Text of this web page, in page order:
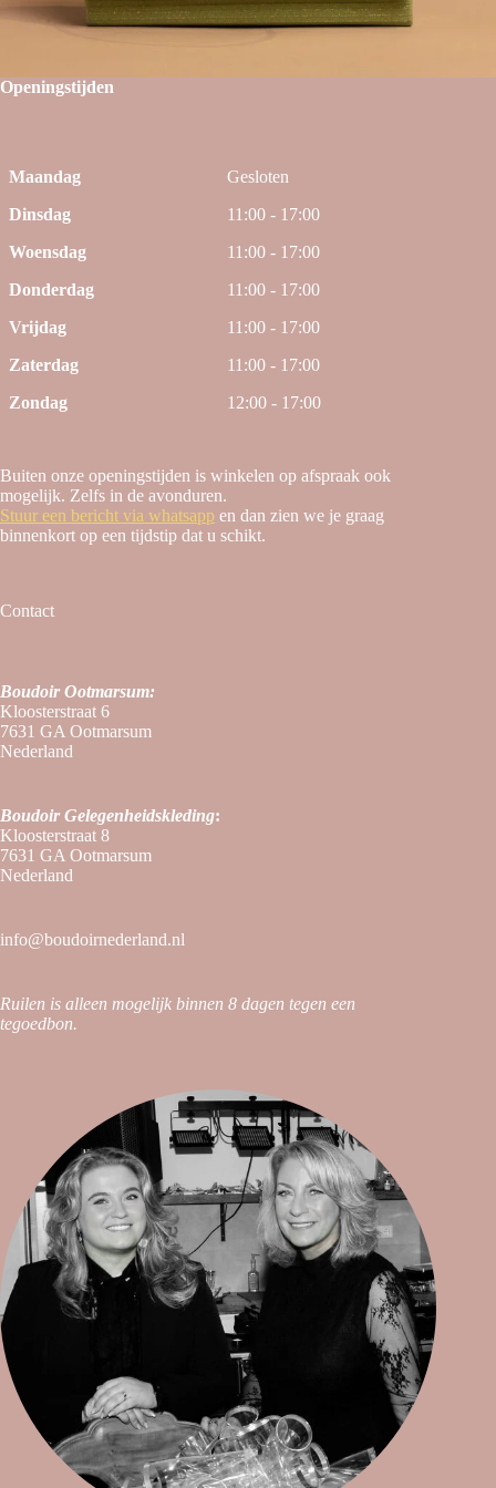
Openingstijden
Maandag
Gesloten
Dinsdag
11:00 - 17:00
Woensdag
11:00 - 17:00
Donderdag
11:00 - 17:00
Vrijdag
11:00 - 17:00
Zaterdag
11:00 - 17:00
Zondag
12:00 - 17:00
Buiten onze openingstijden is winkelen op afspraak ook
mogelijk. Zelfs in de avonduren.
Stuur een bericht via whatsapp en dan zien we je graag
binnenkort op een tijdstip dat u schikt.
Contact
Boudoir Ootmarsum:
Kloosterstraat 6
7631 GA Ootmarsum
Nederland
Boudoir Gelegenheidskleding:
Kloosterstraat 8
7631 GA Ootmarsum
Nederland
info@boudoirnederland.nl
Ruilen is alleen mogelijk binnen 8 dagen tegen een
tegoedbon.